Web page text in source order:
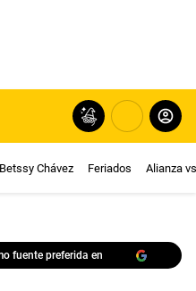
Betssy Chávez Feriados Alianza
fuente preferida en